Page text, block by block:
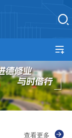
查看更多